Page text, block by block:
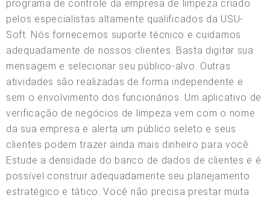
programa de controle da empresa de limpeza criado
pelos especialistas altamente qualificados da USU-
Soft. Nós fornecemos suporte técnico e cuidamos
adequadamente de nossos clientes. Basta digitar sua
mensagem e selecionar seu público-alvo. Outras
atividades são realizadas de forma independente e
sem o envolvimento dos funcionários. Um aplicativo de
verificação de negócios de limpeza vem com o nome
da sua empresa e alerta um público seleto e seus
clientes podem trazer ainda mais dinheiro para você.
Estude a densidade do banco de dados de clientes e é
possível construir adequadamente seu planejamento
estratégico e tático. Você não precisa prestar muita